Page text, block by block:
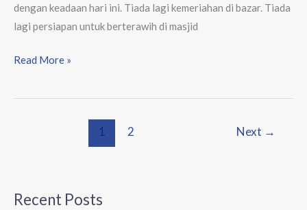
dengan keadaan hari ini. Tiada lagi kemeriahan di bazar. Tiada
lagi persiapan untuk berterawih di masjid
Read More »
1 2 Next →
Recent Posts